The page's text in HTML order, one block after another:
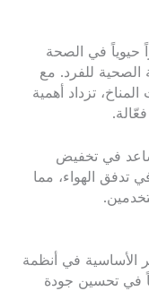
حيوياً في الصحة
الصحية للفرد. مع
تزداد أهمية
في تخفيض
تدفق الهواء، مما
الأساسية في أنظمة
في تحسين جودة